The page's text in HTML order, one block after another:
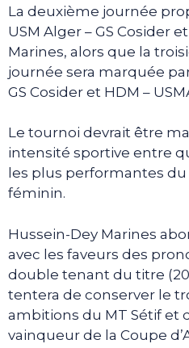
La deuxième journée
USM Alger – GS Cosider
Marines, alors que la
journée sera marquée
GS Cosider et HDM –
Le tournoi devrait être
intensité sportive entre
les plus performantes
féminin.
Hussein-Dey Marines
avec les faveurs des
double tenant du titre
tentera de conserver le
ambitions du MT Sétif et
vainqueur de la Coupe